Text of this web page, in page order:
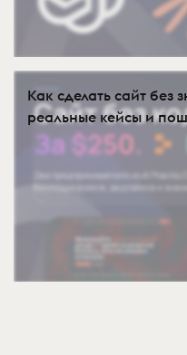
Как сделать сайт
реальные кейсы и